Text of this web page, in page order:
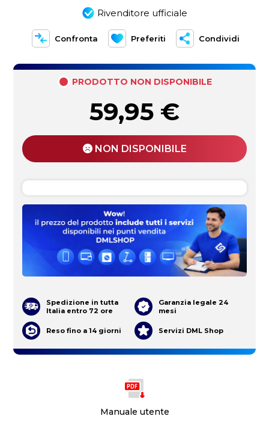
Manuale utente
Rivenditore ufficiale
Confronta Preferiti Condividi
PRODOTTO NON DISPONIBILE
59,95 €
NON DISPONIBILE
Spedizione in tutta
Italia entro 72 ore
Garanzia legale 24
mesi
Reso fino a 14 giorni Servizi DML Shop